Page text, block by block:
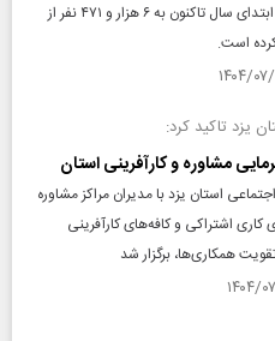
خدمات روان‌شناسی و مشاوره این نهاد از ابتدای سال تاکنون به ۶ هزار و ۴۷۱ نفر از
است.
یزد تاکید کرد:
مشاوره و کارآفرینی استان
استان یزد با مدیران مراکز مشاوره
اشتراکی و کافه‌های کارآفرینی
همکاری‌ها، برگزار شد